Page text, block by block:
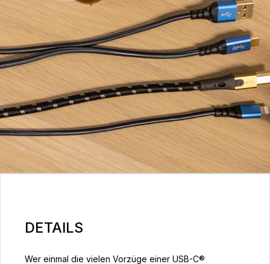
DETAILS
Wer einmal die vielen Vorzüge einer USB-C®